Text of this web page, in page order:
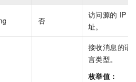
否
访问源的 IP 地
址。
接收消息的语
言类型。
枚举值：